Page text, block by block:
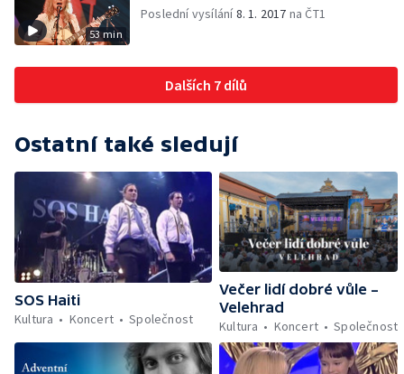
53 min
Poslední vysílání8. 1. 2017 na ČT1
Dalších 7 dílů
Ostatní také sledují
SOS Haiti
Kultura
Koncert Společnost
Večer lidí dobré vůle –
Velehrad
Kultura
Koncert Společnost